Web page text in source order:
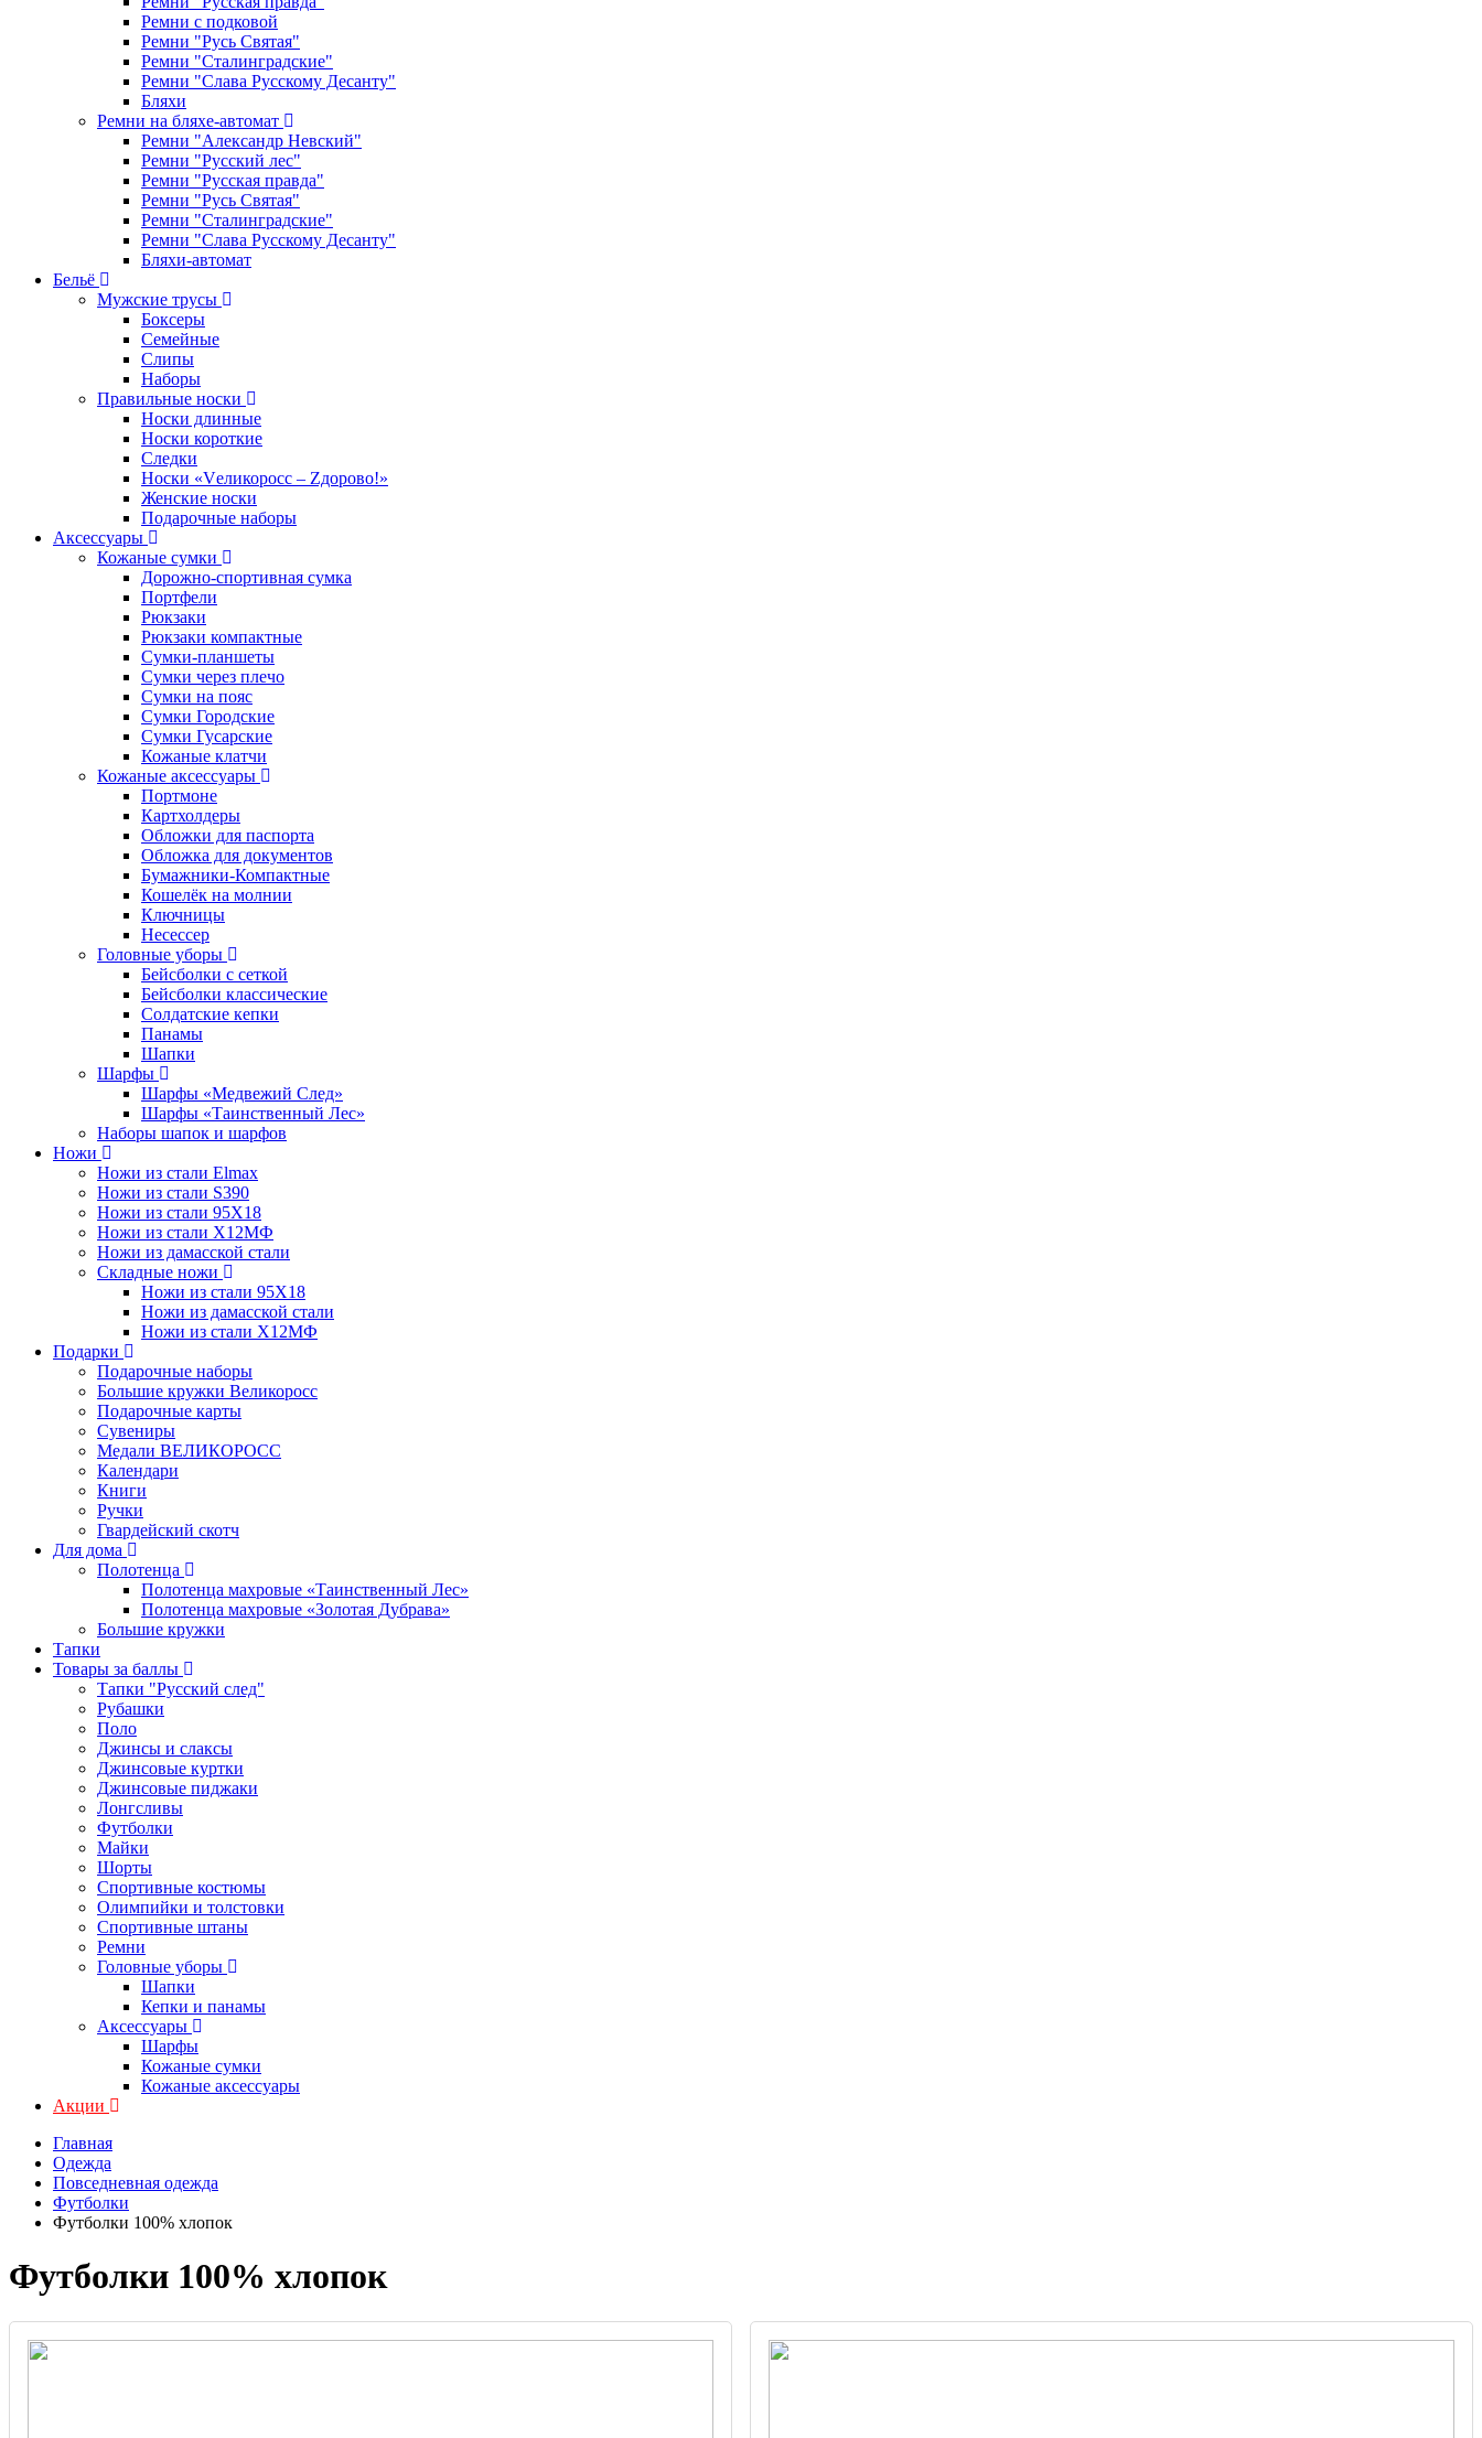
Ремни с подковой
Ремни "Русь Святая"
Ремни "Сталинградские"
Ремни "Слава Русскому Десанту"
Бляхи
Ремни на бляхе-автомат
Ремни "Александр Невский"
Ремни "Русский лес"
Ремни "Русская правда"
Ремни "Русь Святая"
Ремни "Сталинградские"
Ремни "Слава Русскому Десанту"
Бляхи-автомат
Бельё
Мужские трусы
Боксеры
Семейные
Слипы
Наборы
Правильные носки
Носки длинные
Носки короткие
Следки
Носки «Vеликоросс – Zдорово!»
Женские носки
Подарочные наборы
Аксессуары
Кожаные сумки
Дорожно-спортивная сумка
Портфели
Рюкзаки
Рюкзаки компактные
Сумки-планшеты
Сумки через плечо
Сумки на пояс
Сумки Городские
Сумки Гусарские
Кожаные клатчи
Кожаные аксессуары
Портмоне
Картхолдеры
Обложки для паспорта
Обложка для документов
Бумажники-Компактные
Кошелёк на молнии
Ключницы
Несессер
Головные уборы
Бейсболки с сеткой
Бейсболки классические
Солдатские кепки
Панамы
Шапки
Шарфы
Шарфы «Медвежий След»
Шарфы «Таинственный Лес»
Наборы шапок и шарфов
Ножи
Ножи из стали Elmax
Ножи из стали S390
Ножи из стали 95X18
Ножи из стали Х12МФ
Ножи из дамасской стали
Складные ножи
Ножи из стали 95X18
Ножи из дамасской стали
Ножи из стали Х12МФ
Подарки
Подарочные наборы
Большие кружки Великоросс
Подарочные карты
Сувениры
Медали ВЕЛИКОРОСС
Календари
Книги
Ручки
Гвардейский скотч
Для дома
Полотенца
Полотенца махровые «Таинственный Лес»
Полотенца махровые «Золотая Дубрава»
Большие кружки
Тапки
Товары за баллы
Тапки "Русский след"
Рубашки
Поло
Джинсы и слаксы
Джинсовые куртки
Джинсовые пиджаки
Лонгсливы
Футболки
Майки
Шорты
Спортивные костюмы
Олимпийки и толстовки
Спортивные штаны
Ремни
Головные уборы
Шапки
Кепки и панамы
Аксессуары
Шарфы
Кожаные сумки
Кожаные аксессуары
Акции
Главная
Одежда
Повседневная одежда
Футболки
Футболки 100% хлопок
Футболки 100% хлопок